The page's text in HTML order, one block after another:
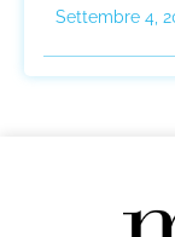
Settembre 4,